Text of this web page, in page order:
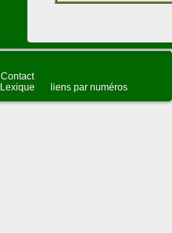
Contact
Lexique
liens par numéros